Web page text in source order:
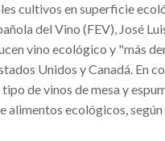
cultivos en superficie
del Vino (FEV), José
vino ecológico y "más
Unidos y Canadá. En
de vinos de mesa y
alimentos ecológicos,